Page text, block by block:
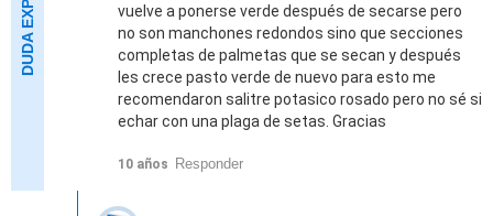
vuelve a ponerse verde después de secarse pero
no son manchones redondos sino que secciones
completas de palmetas que se secan y después
les crece pasto verde de nuevo para esto me
recomendaron salitre potasico rosado pero no sé si
echar con una plaga de setas. Gracias
10 años Responder